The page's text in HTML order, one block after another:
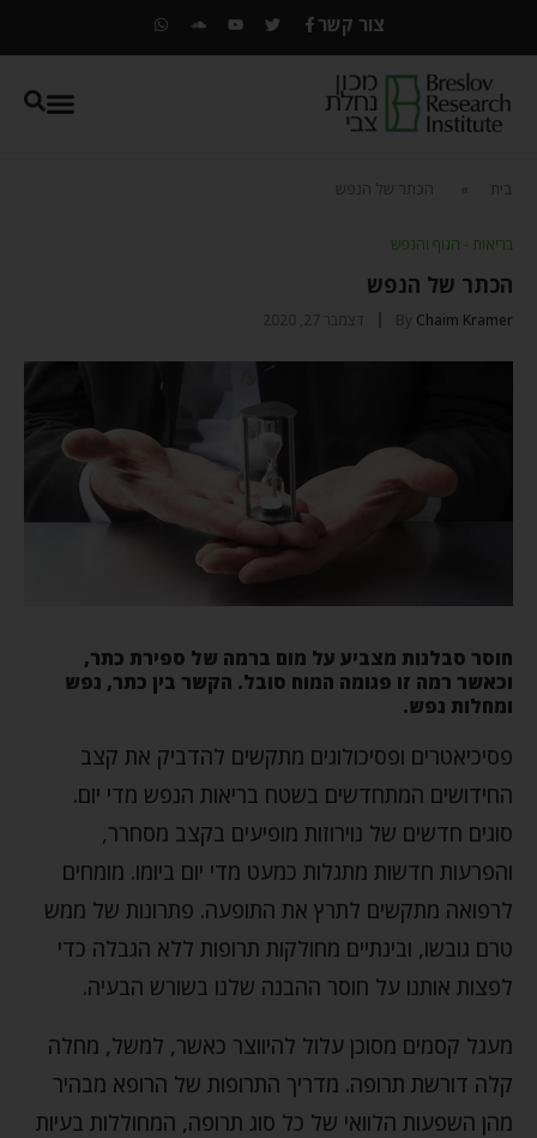
צור קשר
בית הכתר של הנפש
בריאות - הגוף והנפש
הכתר של הנפש
By Chaim Kramer דצמבר 27, 2020
חוסר סבלנות מצביע על מום ברמה של ספירת כתר,
וכאשר רמה זו פגומה המוח סובל. הקשר בין כתר, נפש
ומחלות נפש.
פסיכיאטרים ופסיכולוגים מתקשים להדביק את קצב
החידושים המתחדשים בשטח בריאות הנפש מדי יום.
סוגים חדשים של נוירוזות מופיעים בקצב מסחרר,
והפרעות חדשות מתגלות כמעט מדי יום ביומו. מומחים
לרפואה מתקשים לתרץ את התופעה. פתרונות של ממש
טרם גובשו, ובינתיים מחולקות תרופות ללא הגבלה כדי
לפצות אותנו על חוסר ההבנה שלנו בשורש הבעיה.
מעגל קסמים מסוכן עלול להיווצר כאשר, למשל, מחלה
קלה דורשת תרופה. מדריך התרופות של הרופא מבהיר
מהן השפעות הלוואי של כל סוג תרופה, המחוללות בעיות